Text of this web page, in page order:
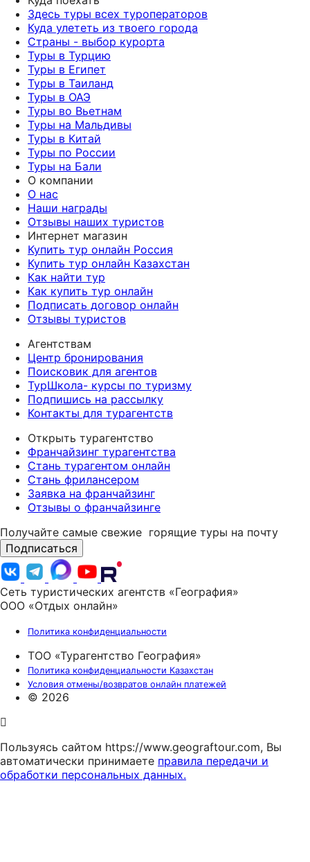
Здесь туры всех туроператоров
Куда улететь из твоего города
Страны - выбор курорта
Туры в Турцию
Туры в Египет
Туры в Таиланд
Туры в ОАЭ
Туры во Вьетнам
Туры на Мальдивы
Туры в Китай
Туры по России
Туры на Бали
О компании
О нас
Наши награды
Отзывы наших туристов
Интернет магазин
Купить тур онлайн Россия
Купить тур онлайн Казахстан
Как найти тур
Как купить тур онлайн
Подписать договор онлайн
Отзывы туристов
Агентствам
Центр бронирования
Поисковик для агентов
ТурШкола- курсы по туризму
Подпишись на рассылку
Контакты для турагентств
Открыть турагентство
Франчайзинг турагентства
Стань турагентом онлайн
Стань фрилансером
Заявка на франчайзинг
Отзывы о франчайзинге
Получайте самые свежие горящие туры на почту
Подписаться
Сеть туристических агентств «География»
ООО «Отдых онлайн»
Политика конфиденциальности
ТОО «Турагентство География»
Политика конфиденциальности Казахстан
Условия отмены/возвратов онлайн платежей
© 2026
Пользуясь сайтом https://www.geograftour.com, Вы
автоматически принимаете правила передачи и
обработки персональных данных.